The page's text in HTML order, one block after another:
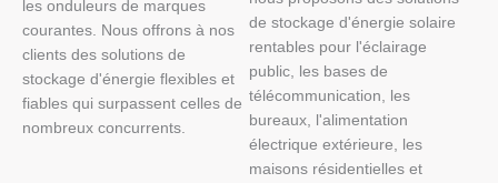
les onduleurs de marques
courantes. Nous offrons à nos
clients des solutions de
stockage d'énergie flexibles et
fiables qui surpassent celles de
nombreux concurrents.
de stockage d'énergie solaire
rentables pour l'éclairage
public, les bases de
télécommunication, les
bureaux, l'alimentation
électrique extérieure, les
maisons résidentielles et